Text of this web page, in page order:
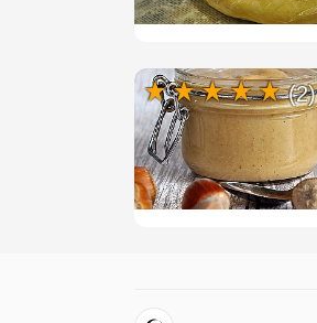
(2)